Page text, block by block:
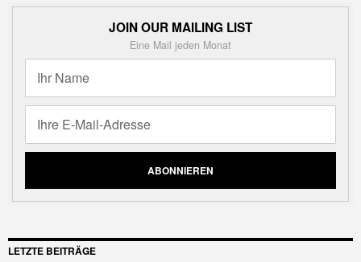
JOIN OUR MAILING LIST
Eine Mail jeden Monat
LETZTE BEITRÄGE